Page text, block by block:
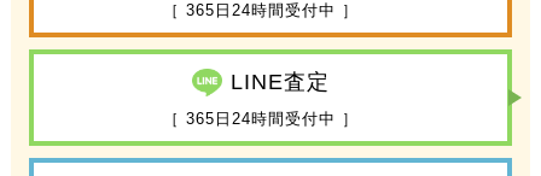
［ 365日24時間受付中 ］
LINE査定
［ 365日24時間受付中 ］